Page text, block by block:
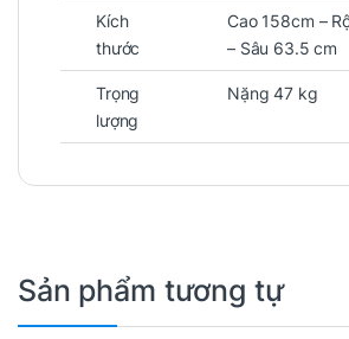
Kích
thước
Cao 158cm –
– Sâu 63.5 cm
Trọng
lượng
Nặng 47 kg
Sản phẩm tương tự